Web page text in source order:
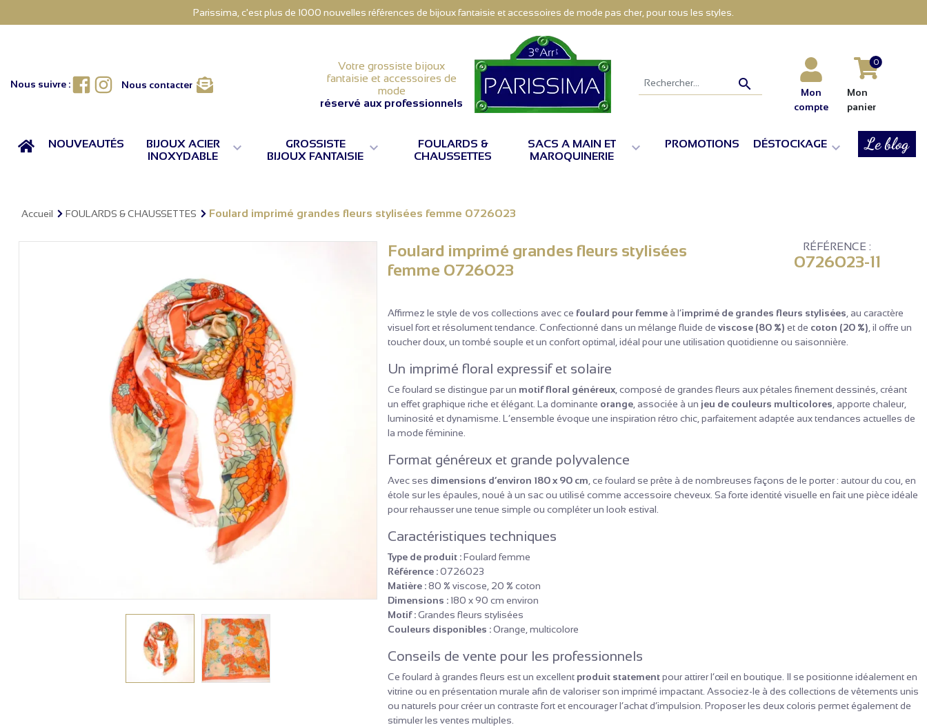
Parissima, c'est plus de 1000 nouvelles références de bijoux fantaisie et accessoires de mode pas cher, pour tous les styles.
Nous suivre : Facebook
Instagram
Nous contacter
Votre grossiste bijoux
fantaisie et accessoires de
mode
réservé aux professionnels

Mon
compte
0
Mon
panier
ACCUEILNOUVEAUTÉS
BIJOUX ACIER
INOXYDABLE

GROSSISTE
BIJOUX FANTAISIE 
FOULARDS &
CHAUSSETTES
SACS A MAIN ET
MAROQUINERIE
 PROMOTIONS DÉSTOCKAGE  Le blog
Accueil FOULARDS & CHAUSSETTES Foulard imprimé grandes fleurs stylisées femme 0726023
Foulard imprimé grandes fleurs stylisées
femme 0726023
RÉFÉRENCE :
0726023-11
Affirmez le style de vos collections avec ce foulard pour femmeà l’imprimé de grandes fleurs stylisées , au caractère
visuel fort et résolument tendance. Confectionné dans un mélange fluide de viscose (80 %) et de coton (20 %) , il offre un
toucher doux, un tombé souple et un confort optimal, idéal pour une utilisation quotidienne ou saisonnière.
Un imprimé floral expressif et solaire
Ce foulard se distingue par un motif floral généreux, composé de grandes fleurs aux pétales finement dessinés, créant
un effet graphique riche et élégant. La dominante orange, associée à un jeu de couleurs multicolores , apporte chaleur,
luminosité et dynamisme. L’ensemble évoque une inspiration rétro chic, parfaitement adaptée aux tendances actuelles de
la mode féminine.
Format généreux et grande polyvalence
Avec ses dimensions d’environ 180 x 90 cm , ce foulard se prête à de nombreuses façons de le porter : autour du cou, en
étole sur les épaules, noué à un sac ou utilisé comme accessoire cheveux. Sa forte identité visuelle en fait une pièce idéale
pour rehausser une tenue simple ou compléter un look estival.
Caractéristiques techniques
Type de produit :Foulard femme
Référence :0726023
Matière :80 % viscose, 20 % coton
Dimensions :180 x 90 cm environ
Motif :Grandes fleurs stylisées
Couleurs disponibles :Orange, multicolore
Conseils de vente pour les professionnels
Ce foulard à grandes fleurs est un excellent produit statementpour attirer l’œil en boutique. Il se positionne idéalement en
vitrine ou en présentation murale afin de valoriser son imprimé impactant. Associez-le à des collections de vêtements unis
ou naturels pour créer un contraste fort et encourager l’achat d’impulsion. Proposer les deux coloris permet également de
stimuler les ventes multiples.